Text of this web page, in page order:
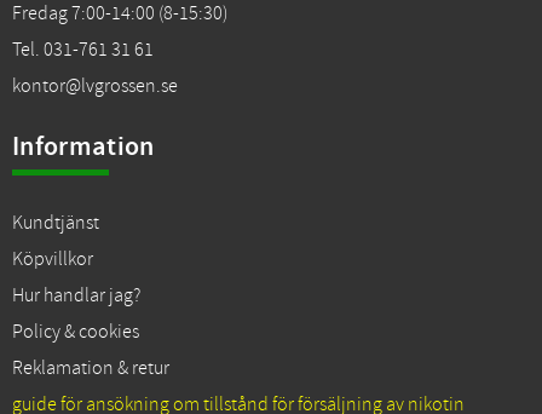
Fredag 7:00-14:00 (8-15:30)
Tel. 031-761 31 61
kontor@lvgrossen.se
Information
Kundtjänst
Köpvillkor
Hur handlar jag?
Policy & cookies
Reklamation & retur
guide för ansökning om tillstånd för försäljning av nikotin